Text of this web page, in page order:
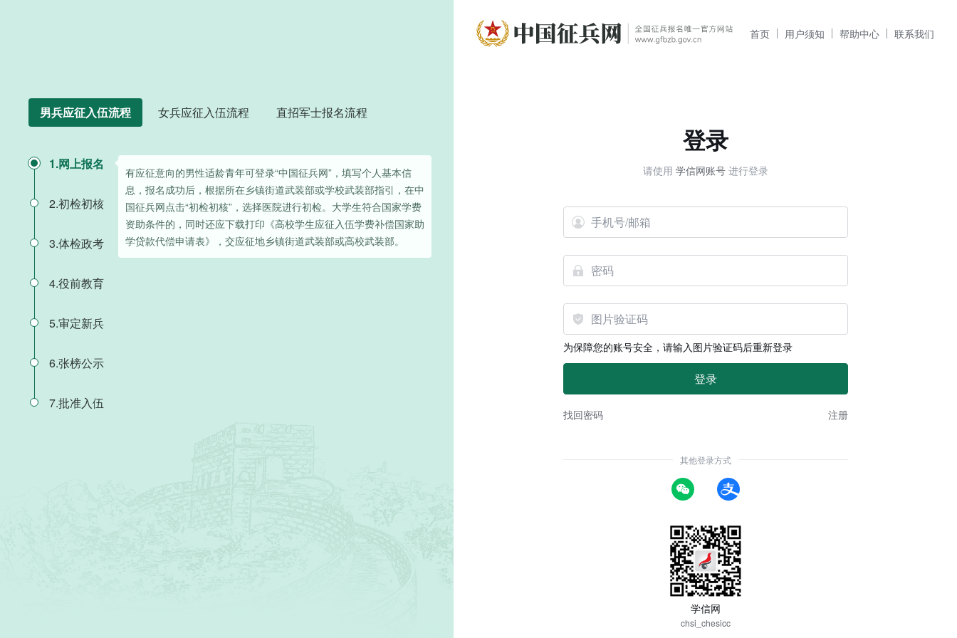
男兵应征入伍流程 女兵应征入伍流程 直招军士报名流程
1.网上报名
有应征意向的男性适龄青年可登录“中国征兵网”，填写个人基本信
息，报名成功后，根据所在乡镇街道武装部或学校武装部指引，在中
国征兵网点击“初检初核”，选择医院进行初检。大学生符合国家学费
资助条件的，同时还应下载打印《高校学生应征入伍学费补偿国家助
学贷款代偿申请表》，交应征地乡镇街道武装部或高校武装部。
2.初检初核
3.体检政考
4.役前教育
5.审定新兵
6.张榜公示
7.批准入伍
首页 用户须知 帮助中心 联系我们
登录
请使用 学信网账号进行登录
为保障您的账号安全，请输入图片验证码后重新登录
找回密码 注册
其他登录方式
学信网
chsi_chesicc